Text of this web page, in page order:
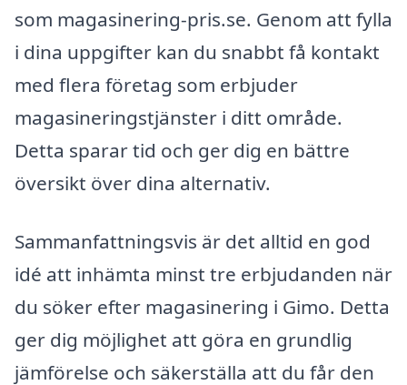
som magasinering-pris.se. Genom att fylla
i dina uppgifter kan du snabbt få kontakt
med flera företag som erbjuder
magasineringstjänster i ditt område.
Detta sparar tid och ger dig en bättre
översikt över dina alternativ.
Sammanfattningsvis är det alltid en god
idé att inhämta minst tre erbjudanden när
du söker efter magasinering i Gimo. Detta
ger dig möjlighet att göra en grundlig
jämförelse och säkerställa att du får den